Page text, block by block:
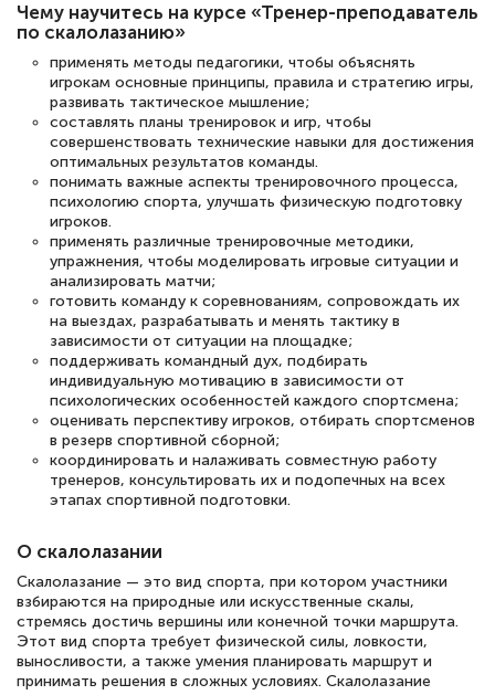
прохождения курса, удобная система
аттестации, проблем не возникло ни на
каком этапе…
Чему научитесь на курсе «Тренер-преподаватель
по скалолазанию»
применять методы педагогики, чтобы объяснять
игрокам основные принципы, правила и стратегию игры,
развивать тактическое мышление;
составлять планы тренировок и игр, чтобы
совершенствовать технические навыки для достижения
оптимальных результатов команды.
понимать важные аспекты тренировочного процесса,
психологию спорта, улучшать физическую подготовку
игроков.
применять различные тренировочные методики,
упражнения, чтобы моделировать игровые ситуации и
анализировать матчи;
готовить команду к соревнованиям, сопровождать их
на выездах, разрабатывать и менять тактику в
зависимости от ситуации на площадке;
поддерживать командный дух, подбирать
индивидуальную мотивацию в зависимости от
психологических особенностей каждого спортсмена;
оценивать перспективу игроков, отбирать спортсменов
в резерв спортивной сборной;
координировать и налаживать совместную работу
тренеров, консультировать их и подопечных на всех
этапах спортивной подготовки.
О скалолазании
Скалолазание — это вид спорта, при котором участники
взбираются на природные или искусственные скалы,
стремясь достичь вершины или конечной точки маршрута.
Этот вид спорта требует физической силы, ловкости,
выносливости, а также умения планировать маршрут и
принимать решения в сложных условиях. Скалолазание